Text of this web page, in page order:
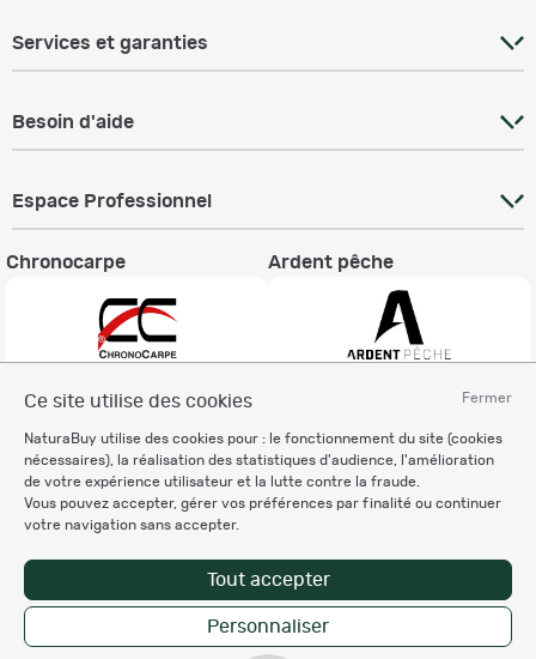
Fermer
Ce site utilise des cookies
NaturaBuy utilise des cookies pour : le fonctionnement du site (cookies
nécessaires), la réalisation des statistiques d'audience, l'amélioration
de votre expérience utilisateur et la lutte contre la fraude.
Vous pouvez accepter, gérer vos préférences par finalité ou continuer
votre navigation sans accepter.
Tout accepter
Personnaliser
Services et garanties
Besoin d'aide
Espace Professionnel
Chronocarpe Ardent pêche
Charte éthique
Mentions légales
Règlement & Conditions d'utilisation
Politique de protection
des données personnelles
Personnalisation des cookies
Copyright © 2007-2026 NaturaBuy. Tous droits réservés. N°CNIL: 1239459.